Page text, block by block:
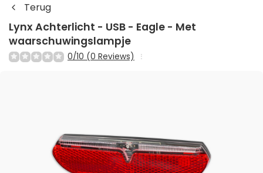
Terug
Lynx Achterlicht - USB - Eagle - Met
waarschuwingslampje
0/10 (0 Reviews)